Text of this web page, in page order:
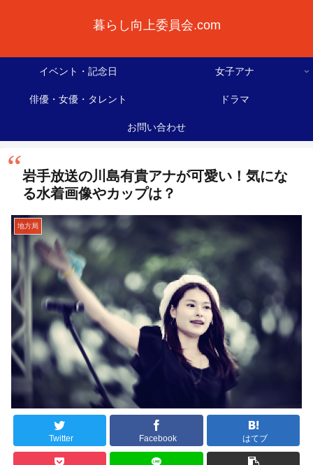
暮らし向上委員会.com
イベント・記念日 女子アナ
俳優・女優・タレント ドラマ
お問い合わせ
岩手放送の川島有貴アナが可愛い！気にな
る水着画像やカップは？
地方局
Twitter Facebook はてブ